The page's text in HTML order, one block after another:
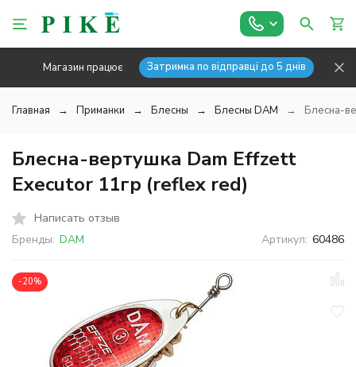
Магазин працює Затримка по відправці до 5 днів
Главная Приманки Блесны Блесны DAM Блесна-
Блесна-вертушка Dam Effzett
Executor 11гр (reflex red)
Написать отзыв
Бренды: DAM Артикул: 60486
-20%